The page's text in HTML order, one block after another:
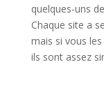
quelques-uns
Chaque site a
mais si vous
ils sont assez